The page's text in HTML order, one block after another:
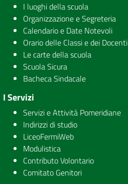
I luoghi della scuola
Organizzazione e Segreteria
Calendario e Date Notevoli
Orario delle Classi e dei Docenti
Le carte della scuola
Scuola Sicura
Bacheca Sindacale
I Servizi
Servizi e Attività Pomeridiane
Indirizzi di studio
LiceoFermiWeb
Modulistica
Contributo Volontario
Comitato Genitori